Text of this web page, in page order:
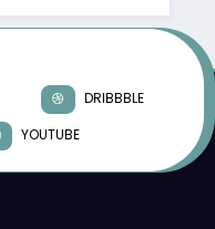
DRIBBBLE
YOUTUBE